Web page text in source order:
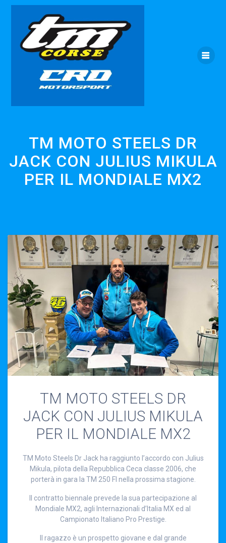
Skip
content
TM MOTO STEELS DR
JACK CON JULIUS MIKULA
PER IL MONDIALE MX2
TM MOTO STEELS DR
JACK CON JULIUS MIKULA
PER IL MONDIALE MX2
TM Moto Steels Dr Jack ha raggiunto l’accordo con Julius
Mikula, pilota della Repubblica Ceca classe 2006, che
porterà in gara la TM 250 FI nella prossima stagione.
Il contratto biennale prevede la sua partecipazione al
Mondiale MX2, agli Internazionali d’Italia MX ed al
Campionato Italiano Pro Prestige.
Il ragazzo è un prospetto giovane e dal grande